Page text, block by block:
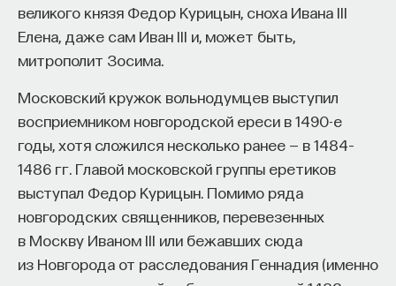
великого князя Федор Курицын, сноха Ивана III
Елена, даже сам Иван III и, может быть,
митрополит Зосима.
Московский кружок вольнодумцев выступил
восприемником новгородской ереси в 1490-е
годы, хотя сложился несколько ранее — в 1484–
1486 гг. Главой московской группы еретиков
выступал Федор Курицын. Помимо ряда
новгородских священников, перевезенных
в Москву Иваном III или бежавших сюда
из Новгорода от расследования Геннадия (именно